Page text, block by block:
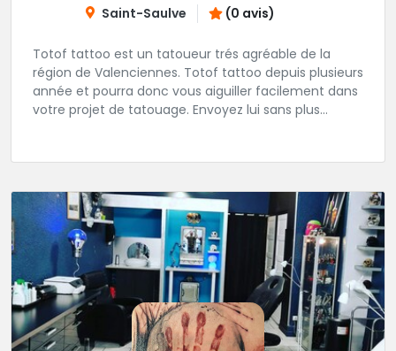
Saint-Saulve (0 avis)
Totof tattoo est un tatoueur trés agréable de la
région de Valenciennes. Totof tattoo depuis plusieurs
année et pourra donc vous aiguiller facilement dans
votre projet de tatouage. Envoyez lui sans plus